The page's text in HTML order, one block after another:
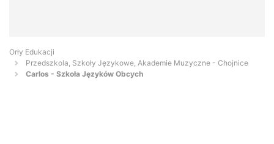
Orły Edukacji
Przedszkola, Szkoły Językowe, Akademie Muzyczne - Chojnice
Carlos - Szkoła Języków Obcych